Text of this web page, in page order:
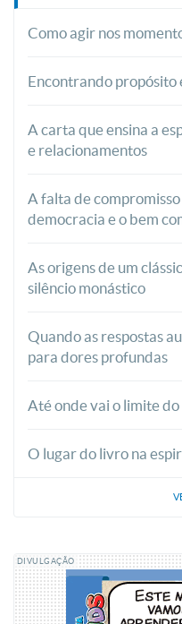
Como agir nos
Encontrando propósito
A carta que ensina a
e relacionamentos
A falta de
democracia e o bem
As origens de um
silêncio monástico
Quando as respostas
para dores profundas
Até onde vai o limite
O lugar do livro na
DIVULGAÇÃO